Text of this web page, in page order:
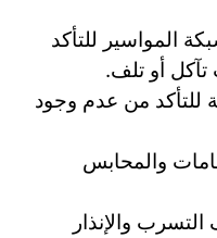
المواسير للتأكد
أو تلف.
للتأكد من عدم وجود
والمحابس
والإنذار